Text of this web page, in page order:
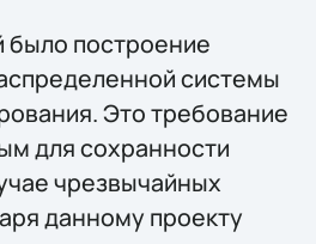
было построение
системы
Это требование
для сохранности
чрезвычайных
данному проекту